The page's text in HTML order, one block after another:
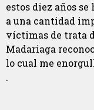
estos diez años
a una cantidad
víctimas de trata
Madariaga
lo cual me
.